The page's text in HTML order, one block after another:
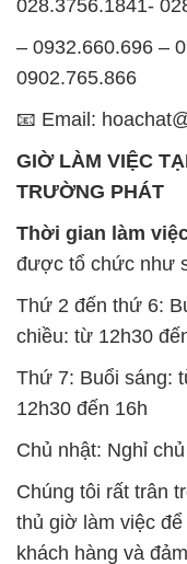
028.3756.1841-
– 0932.660.696 –
0902.765.866
📧 Email:
GIỜ LÀM VIỆC
TRƯỜNG PHÁT
Thời gian làm
được tổ chức như
Thứ 2 đến thứ 6:
chiều: từ 12h30
Thứ 7: Buổi sáng:
12h30 đến 16h
Chủ nhật: Nghỉ
Chúng tôi rất trân
thủ giờ làm việc
khách hàng và